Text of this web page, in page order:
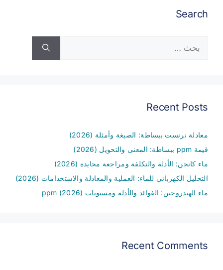
Search
عن:
Recent Posts
معادلة نرنست ببساطة: الصيغة وأمثلة (2026)
قيمة ppm ببساطة: المعنى والتحويل (2026)
ماء كانجن: الأدلة والتكلفة ومراجعة محايدة (2026)
التحليل الكهربائي للماء: العملية والمعادلة والاستخدامات (2026)
ماء الهيدروجين: الفوائد والأدلة ومستويات ppm (2026)
Recent Comments